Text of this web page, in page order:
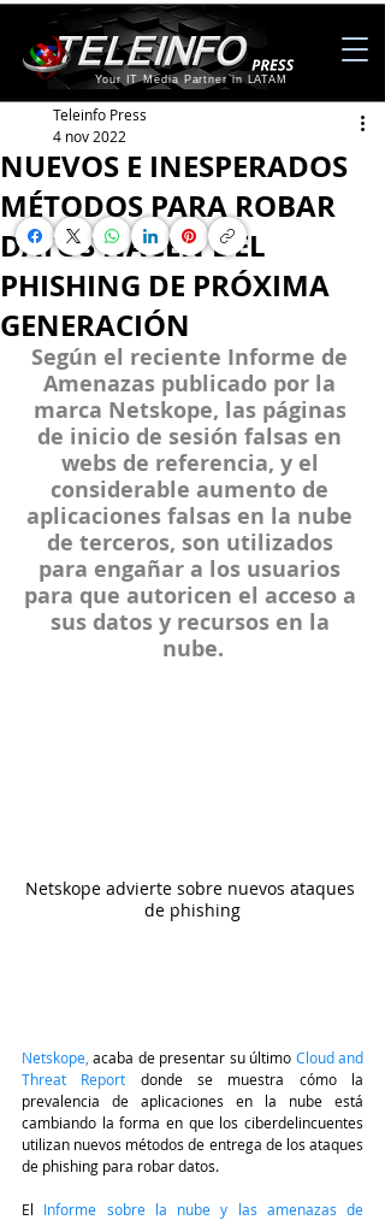
Your IT Media Partner in LATAM
NUEVOS E INESPERADOS
MÉTODOS PARA ROBAR
DATOS NACEN DEL
PHISHING DE PRÓXIMA
GENERACIÓN
Teleinfo Press
4 nov 2022
Según el reciente Informe de
Amenazas publicado por la
marca Netskope, las páginas
de inicio de sesión falsas en
webs de referencia, y el
considerable aumento de
aplicaciones falsas en la nube
de terceros, son utilizados
para engañar a los usuarios
para que autoricen el acceso a
sus datos y recursos en la
nube.
Netskope advierte sobre nuevos ataques
de phishing
Netskope , acaba de presentar su último Cloud and
Threat Report donde se muestra cómo la
prevalencia de aplicaciones en la nube está
cambiando la forma en que los ciberdelincuentes
utilizan nuevos métodos de entrega de los ataques
de phishing para robar datos.
El Informe sobre la nube y las amenazas de